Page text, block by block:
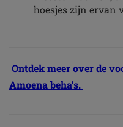
hoesjes zijn ervan
Ontdek meer over de
Amoena beha’s.